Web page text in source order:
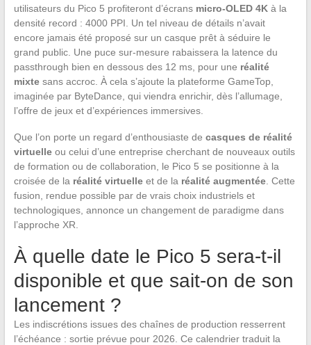
utilisateurs du Pico 5 profiteront d’écrans micro-OLED 4Kà la
densité record : 4000 PPI. Un tel niveau de détails n’avait
encore jamais été proposé sur un casque prêt à séduire le
grand public. Une puce sur-mesure rabaissera la latence du
passthrough bien en dessous des 12 ms, pour une réalité
mixtesans accroc. À cela s’ajoute la plateforme GameTop,
imaginée par ByteDance, qui viendra enrichir, dès l’allumage,
l’offre de jeux et d’expériences immersives.
Que l’on porte un regard d’enthousiaste de casques de réalité
virtuelleou celui d’une entreprise cherchant de nouveaux outils
de formation ou de collaboration, le Pico 5 se positionne à la
croisée de la réalité virtuelleet de la réalité augmentée. Cette
fusion, rendue possible par de vrais choix industriels et
technologiques, annonce un changement de paradigme dans
l’approche XR.
À quelle date le Pico 5 sera-t-il
disponible et que sait-on de son
lancement ?
Les indiscrétions issues des chaînes de production resserrent
l’échéance : sortie prévue pour 2026. Ce calendrier traduit la